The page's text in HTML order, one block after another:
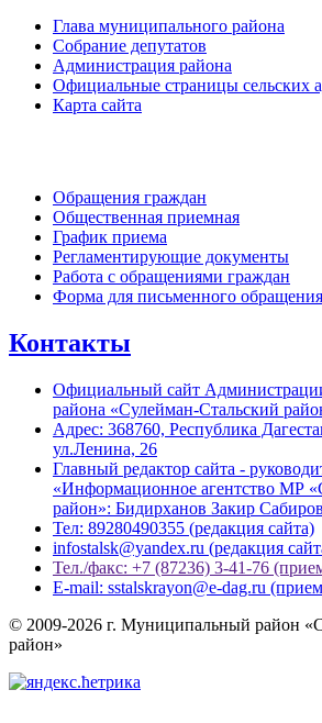
Глава муниципального района
Собрание депутатов
Администрация района
Официальные страницы сельских
Карта сайта
Обращения граждан
Общественная приемная
График приема
Регламентирующие документы
Работа с обращениями граждан
Форма для письменного обращения
Контакты
Официальный сайт
района «Сулейман-Стальский
Адрес: 368760, Республика
ул.Ленина, 26
Главный редактор сайта -
«Информационное агентство МР
район»: Бидирханов Закир
Тел: 89280490355 (редакция сайта)
infostalsk@yandex.ru (редакция
Тел./факс: +7 (87236) 3-41-76
E-mail: sstalskrayon@e-dag.ru
© 2009-2026 г. Муниципальный район
район»